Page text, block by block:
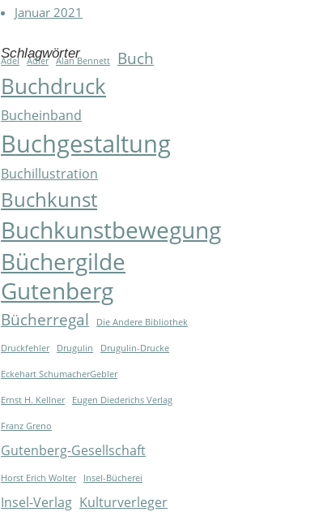
Januar 2021
Schlagwörter
Adel Adler Alan Bennett Buch
Buchdruck
Bucheinband
Buchgestaltung
Buchillustration
Buchkunst
Buchkunstbewegung
Büchergilde
Gutenberg
Bücherregal Die Andere Bibliothek
Druckfehler Drugulin Drugulin-Drucke
Eckehart SchumacherGebler
Ernst H. Kellner Eugen Diederichs Verlag
Franz Greno
Gutenberg-Gesellschaft
Horst Erich Wolter Insel-Bücherei
Insel-Verlag Kulturverleger